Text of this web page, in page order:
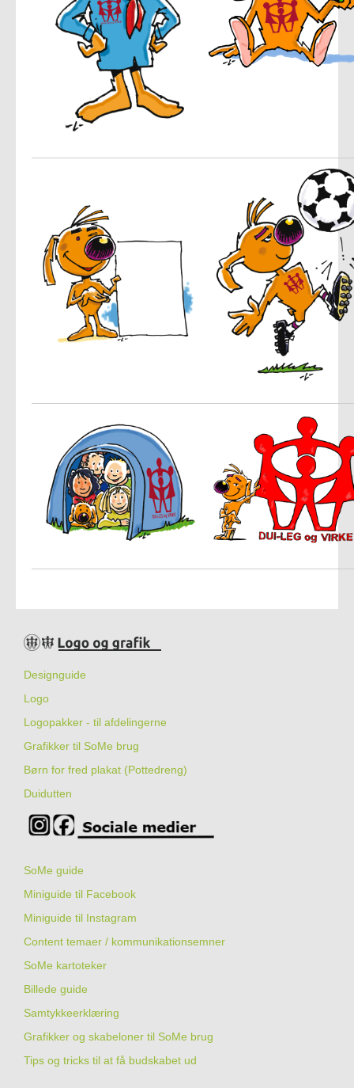
Designguide
Logo
Logopakker - til afdelingerne
Grafikker til SoMe brug
Børn for fred plakat (Pottedreng)
Duidutten
SoMe guide
Miniguide til Facebook
Miniguide til Instagram
Content temaer / kommunikationsemner
SoMe kartoteker
Billede guide
Samtykkeerklæring
Grafikker og skabeloner til SoMe brug
Tips og tricks til at få budskabet ud